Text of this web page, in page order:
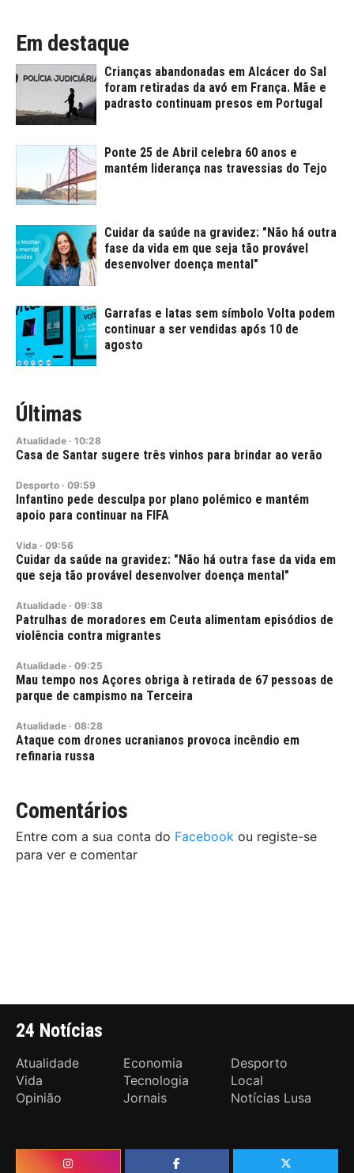
Em destaque
Crianças abandonadas em Alcácer do Sal
foram retiradas da avó em França. Mãe e
padrasto continuam presos em Portugal
Ponte 25 de Abril celebra 60 anos e
mantém liderança nas travessias do Tejo
Cuidar da saúde na gravidez: "Não há outra
fase da vida em que seja tão provável
desenvolver doença mental"
Garrafas e latas sem símbolo Volta podem
continuar a ser vendidas após 10 de
agosto
Últimas
Atualidade · 10:28
Casa de Santar sugere três vinhos para brindar ao verão
Desporto · 09:59
Infantino pede desculpa por plano polémico e mantém
apoio para continuar na FIFA
Vida · 09:56
Cuidar da saúde na gravidez: "Não há outra fase da vida em
que seja tão provável desenvolver doença mental"
Atualidade · 09:38
Patrulhas de moradores em Ceuta alimentam episódios de
violência contra migrantes
Atualidade · 09:25
Mau tempo nos Açores obriga à retirada de 67 pessoas de
parque de campismo na Terceira
Atualidade · 08:28
Ataque com drones ucranianos provoca incêndio em
refinaria russa
Comentários
Entre com a sua conta do Facebook ou registe-se
para ver e comentar
24 Notícias
Atualidade Economia
Desporto
Vida
Tecnologia
Local
Opinião
Jornais Notícias Lusa